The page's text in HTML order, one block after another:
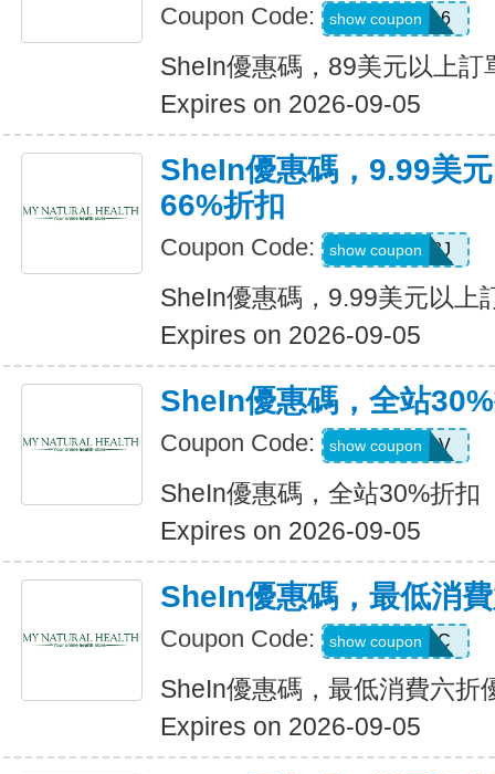
Coupon Code: febnb16
show coupon
SheIn優惠碼，89美元以上訂
Expires on 2026-09-05
SheIn優惠碼，9.99美
66%折扣
Coupon Code: VJTWP3J
show coupon
SheIn優惠碼，9.99美元以上
Expires on 2026-09-05
SheIn優惠碼，全站
Coupon Code: W2CB88V
show coupon
SheIn優惠碼，全站30%折扣
Expires on 2026-09-05
SheIn優惠碼，最低消
Coupon Code: MTFK4CC
show coupon
SheIn優惠碼，最低消費六折
Expires on 2026-09-05